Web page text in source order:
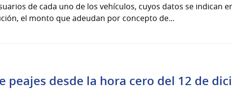
de cada uno de los vehículos, cuyos datos se indican
el monto que adeudan por concepto de...
peajes desde la hora cero del 12 de